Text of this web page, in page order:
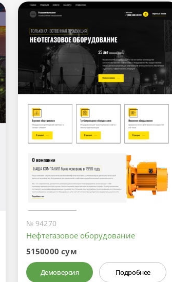
№ 94270
Нефтегазовое оборудование
5150000 сум
Демоверсия Подробнее